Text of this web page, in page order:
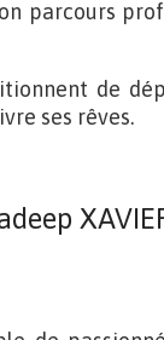
parcours
de
ses rêves.